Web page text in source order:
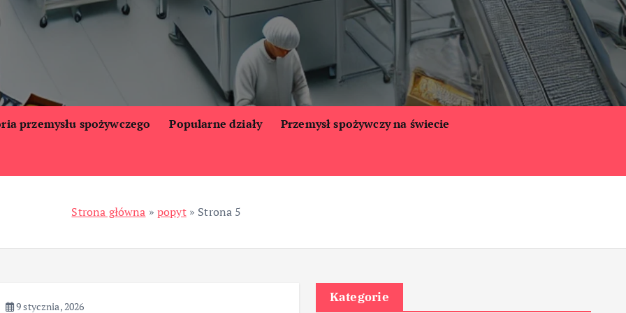
przemysłu spożywczego Popularne działy Przemysł spożywczy na świecie
Strona główna » popyt» Strona 5
9 stycznia, 2026
Kategorie